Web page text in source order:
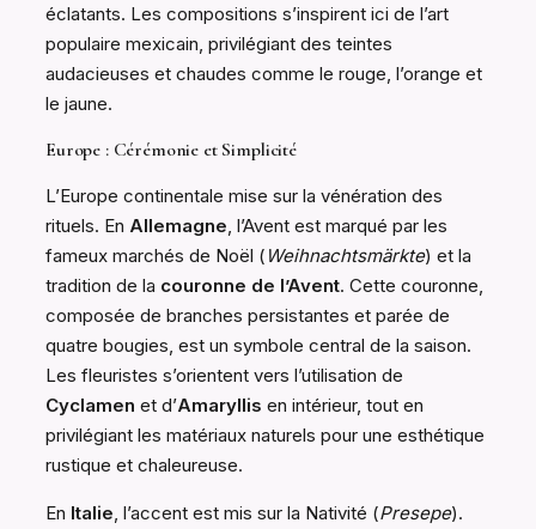
éclatants. Les compositions s’inspirent ici de l’art
populaire mexicain, privilégiant des teintes
audacieuses et chaudes comme le rouge, l’orange et
le jaune.
Europe : Cérémonie et Simplicité
L’Europe continentale mise sur la vénération des
rituels. En Allemagne, l’Avent est marqué par les
fameux marchés de Noël ( Weihnachtsmärkte) et la
tradition de la couronne de l’Avent. Cette couronne,
composée de branches persistantes et parée de
quatre bougies, est un symbole central de la saison.
Les fleuristes s’orientent vers l’utilisation de
Cyclamen et d’Amaryllis en intérieur, tout en
privilégiant les matériaux naturels pour une esthétique
rustique et chaleureuse.
En Italie, l’accent est mis sur la Nativité (Presepe).